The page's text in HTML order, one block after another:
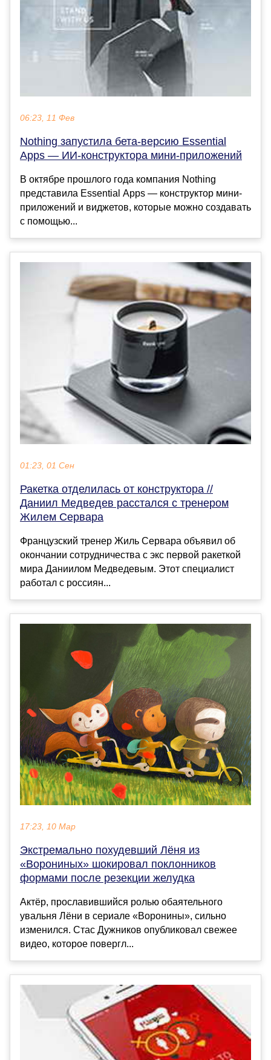
06:23, 11 Фев
Nothing запустила бета-версию Essential
Apps — ИИ-конструктора мини-приложений
В октябре прошлого года компания Nothing
представила Essential Apps — конструктор мини-
приложений и виджетов, которые можно создавать
с помощью...
01:23, 01 Сен
Ракетка отделилась от конструктора //
Даниил Медведев расстался с тренером
Жилем Сервара
Французский тренер Жиль Сервара объявил об
окончании сотрудничества с экс первой ракеткой
мира Даниилом Медведевым. Этот специалист
работал с россиян...
17:23, 10 Мар
Экстремально похудевший Лёня из
«Ворониных» шокировал поклонников
формами после резекции желудка
Актёр, прославившийся ролью обаятельного
увальня Лёни в сериале «Воронины», сильно
изменился. Стас Дужников опубликовал свежее
видео, которое повергл...